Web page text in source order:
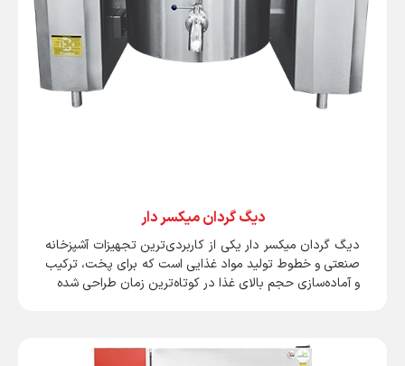
دیگ گردان میکسر دار
دیگ گردان میکسر دار یکی از کاربردی‌ترین تجهیزات آشپزخانه
صنعتی و خطوط تولید مواد غذایی است که برای پخت، ترکیب
و آماده‌سازی حجم بالای غذا در کوتاه‌ترین زمان طراحی شده